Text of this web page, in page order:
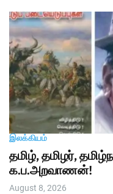
இலக்கியம்
தமிழ், தமிழர்,
க.ப.அறவாணன்!
August 8, 2026